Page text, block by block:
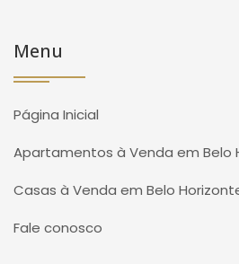
Menu
Página Inicial
Apartamentos à Venda em Belo
Casas à Venda em Belo
Fale conosco